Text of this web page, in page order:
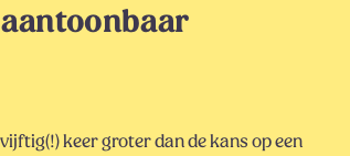
keer groter dan de kans op een